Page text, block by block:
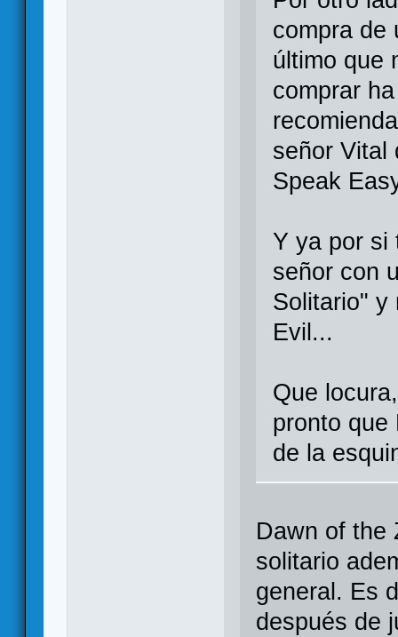
compra de
último que
comprar
señor Vital
Speak
Y ya por si
señor con
Solitario" y
Evil...
Que
pronto que
de la
Dawn of the
solitario
general. Es
después de